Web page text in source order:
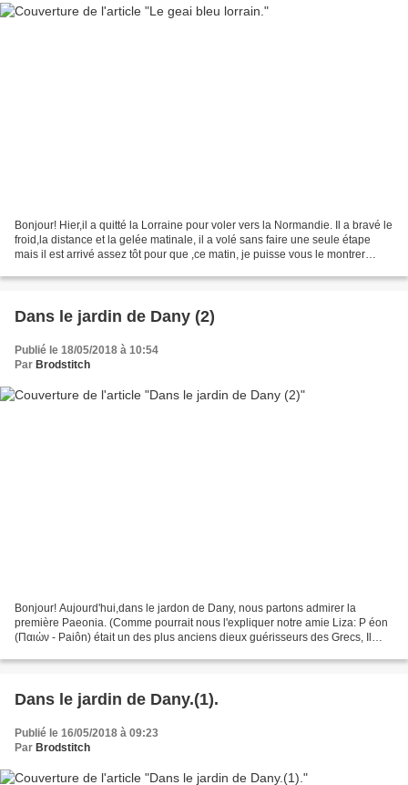
Bonjour! Hier,il a quitté la Lorraine pour voler vers la Normandie. Il a bravé le
froid,la distance et la gelée matinale, il a volé sans faire une seule étape
mais il est arrivé assez tôt pour que ,ce matin, je puisse vous le montrer
Dans le jardin de Dany (2)
Publié le 18/05/2018 à 10:54
Par Brodstitch
Bonjour! Aujourd'hui,dans le jardon de Dany, nous partons admirer la
première Paeonia. (Comme pourrait nous l'expliquer notre amie Liza: P éon
(Παιὠν - Paiôn) était un des plus anciens dieux guérisseurs des Grecs, Il
Dans le jardin de Dany.(1).
Publié le 16/05/2018 à 09:23
Par Brodstitch